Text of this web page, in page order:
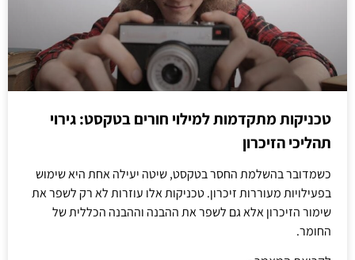
טכניקות מתקדמות למילוי חורים בטקסט: גירוי
תהליכי הזיכרון
כשמדובר בהשלמת החסר בטקסט, שיטה יעילה אחת היא שימוש
בפעילויות מעוררות זיכרון. טכניקות אלו עוזרות לא רק לשפר את
שימור הזיכרון אלא גם לשפר את ההבנה וההבנה הכללית של
החומר.